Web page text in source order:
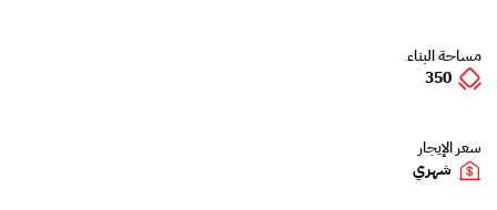
مساحة البناء
350
سعر الإيجار
شهري